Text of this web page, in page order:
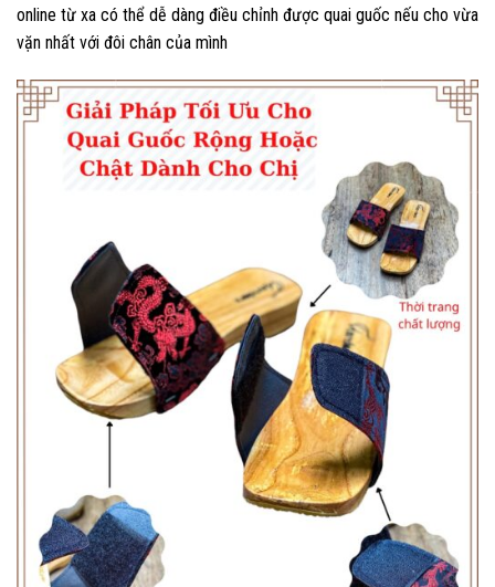
online từ xa có thể dễ dàng điều chỉnh được quai guốc nếu cho vừa
vặn nhất với đôi chân của mình